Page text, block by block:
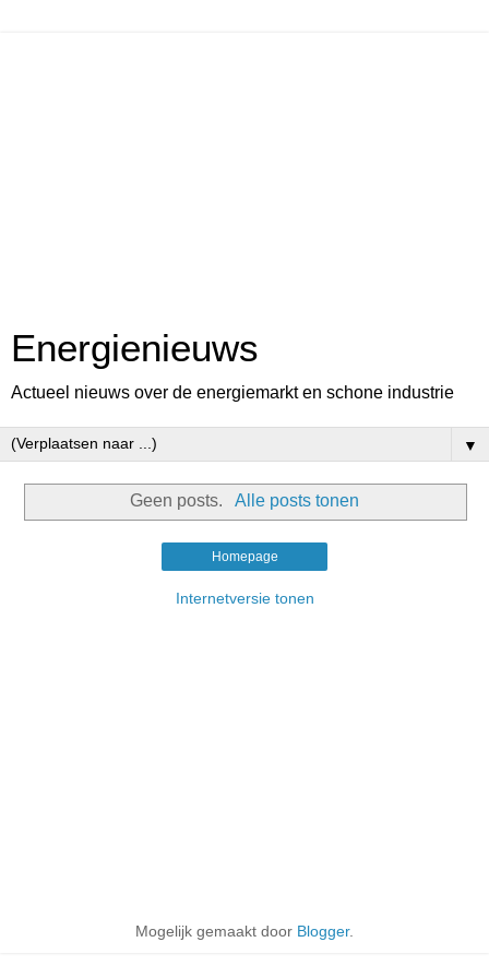
Energienieuws
Actueel nieuws over de energiemarkt en schone industrie
▼
Geen posts. Alle posts tonen
Homepage
Internetversie tonen
Mogelijk gemaakt door Blogger.